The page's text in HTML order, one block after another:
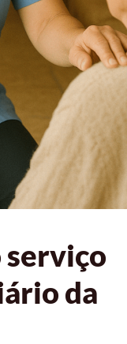
serviço
da